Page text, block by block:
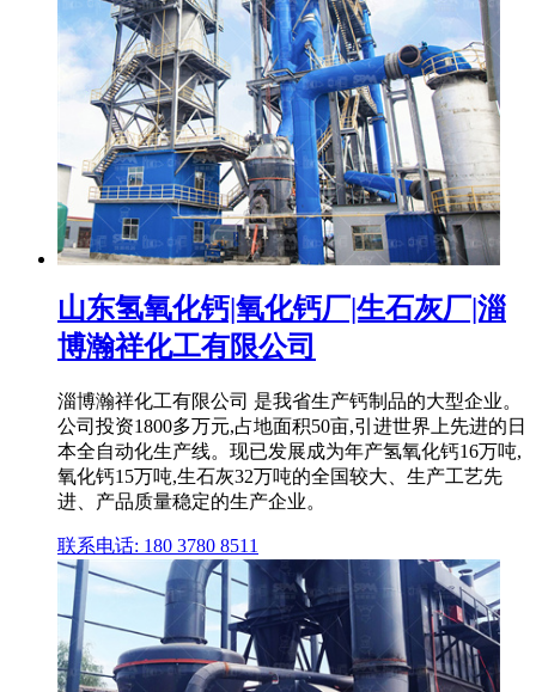
山东氢氧化钙|氧化钙厂|生石灰厂|淄
博瀚祥化工有限公司
淄博瀚祥化工有限公司 是我省生产钙制品的大型企业。
公司投资1800多万元,占地面积50亩,引进世界上先进的日
本全自动化生产线。现已发展成为年产氢氧化钙16万吨,
氧化钙15万吨,生石灰32万吨的全国较大、生产工艺先
进、产品质量稳定的生产企业。
联系电话: 180 3780 8511